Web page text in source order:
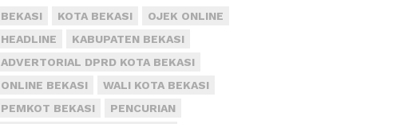
BEKASI KOTA BEKASI
OJEK ONLINE
HEADLINE
KABUPATEN BEKASI
ADVERTORIAL DPRD KOTA BEKASI
ONLINE BEKASI
WALI KOTA BEKASI
PEMKOT BEKASI
PENCURIAN